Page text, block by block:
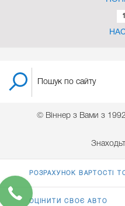
1
© Віннер з Вами з
РОЗРАХУНОК ВАРТОСТІ
ОЦІНИТИ СВОЄ АВТО